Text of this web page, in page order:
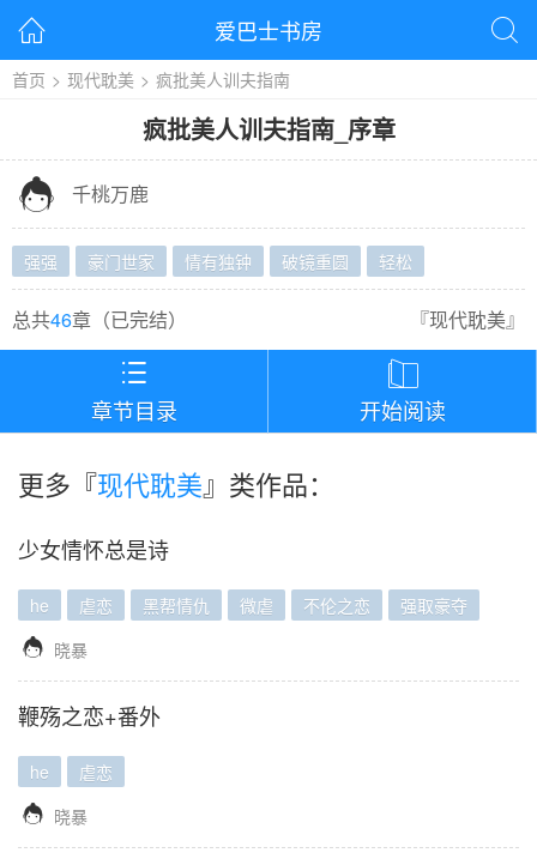
 爱巴士书房 
首页 > 现代耽美 > 疯批美人训夫指南
疯批美人训夫指南_ 序章
 千桃万鹿
强强 豪门世家 情有独钟 破镜重圆 轻松
总共46章（已完结） 『现代耽美』

章节目录

开始阅读
更多『现代耽美』类作品：
少女情怀总是诗
he 虐恋 黑帮情仇 微虐 不伦之恋 强取豪夺
 晓暴
鞭殇之恋+番外
he 虐恋
 晓暴